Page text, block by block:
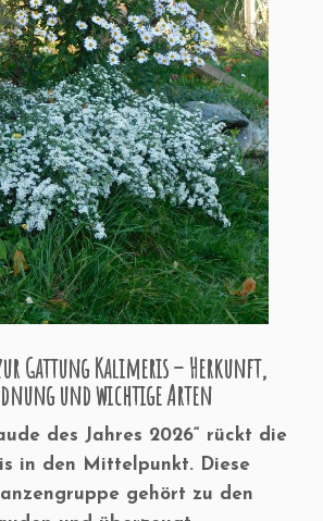
Gattung Kalimeris – Herkunft,
und wichtige Arten
des Jahres 2026“ rückt die
in den Mittelpunkt. Diese
gehört zu den